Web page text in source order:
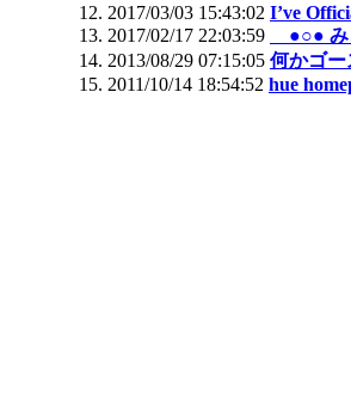
2017/03/03 15:43:02 I’ve
2017/02/17 22:03:59
●○● み
2013/08/29 07:15:05 何かゴー
2011/10/14 18:54:52 hue